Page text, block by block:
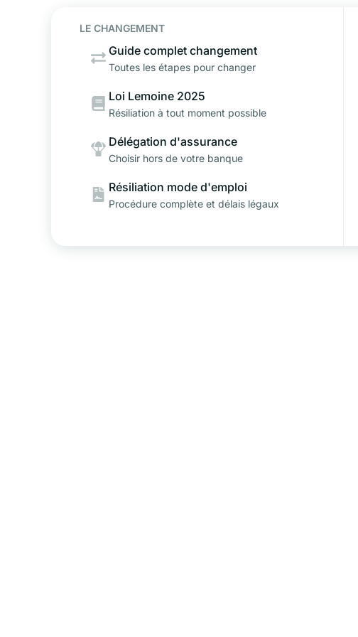
LE CHANGEMENT
Guide complet changement
Toutes les étapes pour changer
Loi Lemoine 2025
Résiliation à tout moment possible
Délégation d'assurance
Choisir hors de votre banque
Résiliation mode d'emploi
Procédure complète et délais légaux